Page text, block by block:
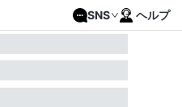
SNS ヘルプ